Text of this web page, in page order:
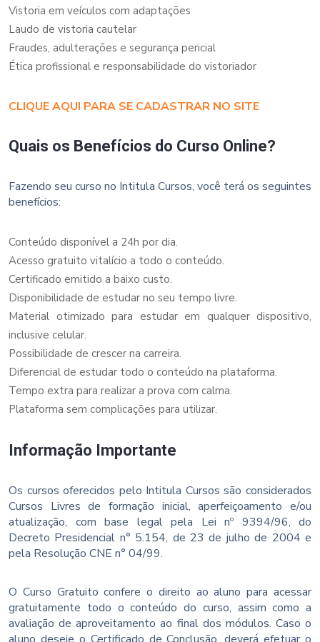
Vistoria em veículos com adaptações
Laudo de vistoria cautelar
Fraudes, adulterações e segurança pericial
Ética profissional e responsabilidade do vistoriador
CLIQUE AQUI PARA SE CADASTRAR NO SITE
Quais os Benefícios do Curso Online?
Fazendo seu curso no Intitula Cursos, você terá os seguintes
benefícios:
Conteúdo disponível a 24h por dia.
Acesso gratuito vitalício a todo o conteúdo.
Certificado emitido a baixo custo.
Disponibilidade de estudar no seu tempo livre.
Material otimizado para estudar em qualquer dispositivo,
inclusive celular.
Possibilidade de crescer na carreira.
Diferencial de estudar todo o conteúdo na plataforma.
Tempo extra para realizar a prova com calma.
Plataforma sem complicações para utilizar.
Informação Importante
Os cursos oferecidos pelo Intitula Cursos são considerados
Cursos Livres de formação inicial, aperfeiçoamento e/ou
atualização, com base legal pela Lei nº 9394/96, do
Decreto Presidencial n° 5.154, de 23 de julho de 2004 e
pela Resolução CNE n° 04/99.
O Curso Gratuito confere o direito ao aluno para acessar
gratuitamente todo o conteúdo do curso, assim como a
avaliação de aproveitamento ao final dos módulos. Caso o
aluno deseje o Certificado de Conclusão, deverá efetuar o